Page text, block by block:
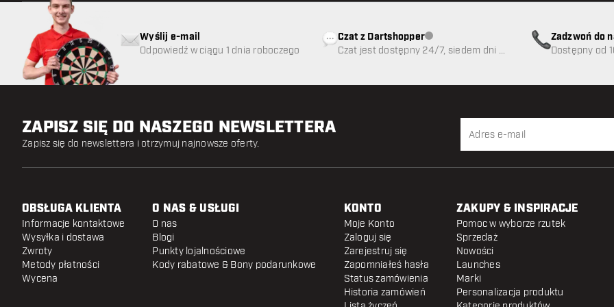
Wyślij e-mail
Odpowiedź w ciągu 1 dnia roboczego
Czat z DartshopperObsługa klienta niedostępna
Czat jest dostępny 24/7, siedem dni w
Zadzwoń do
89
Dostępny od
ZAPISZ SIĘ DO NASZEGO NEWSLETTERA
Zapisz się do newslettera i otrzymuj najnowsze oferty.
OBSŁUGA KLIENTA
Informacje kontaktowe
Wysyłka i dostawa
Zwroty
Metody płatności
Wycena
O NAS & USŁUGI
O nas
Blogi
Punkty lojalnościowe
Kody rabatowe & Bony podarunkowe
KONTO
Moje Konto
Zaloguj się
Zarejestruj się
Zapomniałeś hasła
Status zamówienia
Historia zamówień
ZAKUPY & INSPIRACJE
Pomoc w wyborze rzutek
Sprzedaż
Nowości
Launches
Marki
Personalizacja produktu